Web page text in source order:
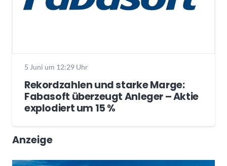
5 Juni um 12:29 Uhr
Rekordzahlen und starke Marge:
Fabasoft überzeugt Anleger – Aktie
explodiert um 15 %
Anzeige